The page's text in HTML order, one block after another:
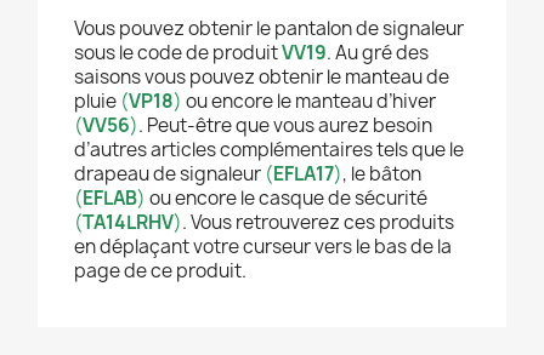
Vous pouvez obtenir le pantalon de signaleur
sous le code de produitVV19. Au gré des
saisons vous pouvez obtenir le manteau de
pluie (VP18) ou encore le manteau d’hiver
(VV56). Peut-être que vous aurez besoin
d’autres articles complémentaires tels que le
drapeau de signaleur (EFLA17), le bâton
(EFLAB) ou encore le casque de sécurité
(TA14LRHV). Vous retrouverez ces produits
en déplaçant votre curseur vers le bas de la
page de ce produit.